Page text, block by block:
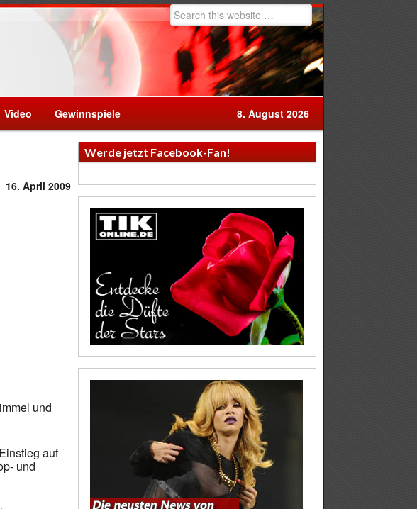
Video Gewinnspiele 8. August 2026
16. April 2009
und
auf
und
Werde jetzt Facebook-Fan!